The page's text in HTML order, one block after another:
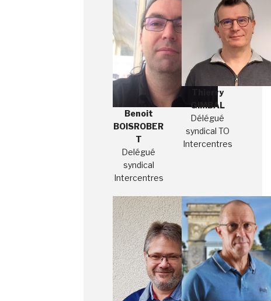
Benoit
BOISROBER
T
Delégué
syndical
Intercentres
Thierry
GIMBAL
Délégué
syndical TO
Intercentres